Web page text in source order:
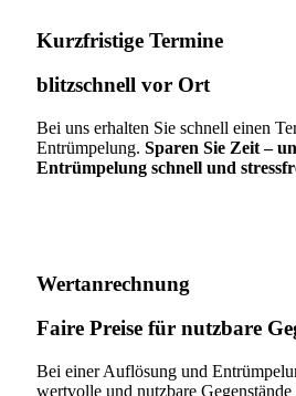
Kurzfristige Termine​
blitzschnell vor Ort
Bei uns erhalten Sie schnell einen
Entrümpelung. Sparen Sie Zeit –
Entrümpelung schnell und
Wertanrechnung
Faire Preise für nutzbare
Bei einer Auflösung und
wertvolle und nutzbare